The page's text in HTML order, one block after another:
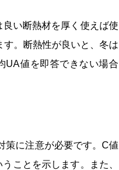
い断熱材を厚く使えば使
。断熱性が良いと、冬は
UA値を即答できない場合
策に注意が必要です。C値
ことを示します。また、